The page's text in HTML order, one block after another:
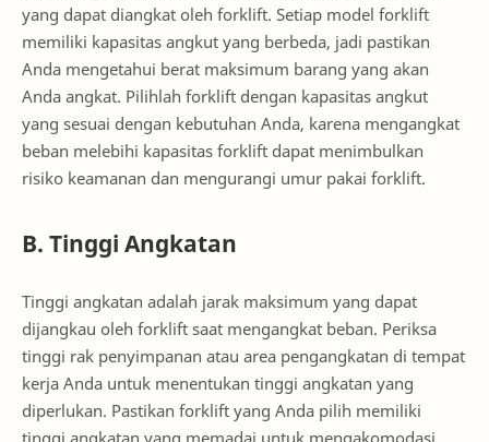
yang dapat diangkat oleh forklift. Setiap model forklift
memiliki kapasitas angkut yang berbeda, jadi pastikan
Anda mengetahui berat maksimum barang yang akan
Anda angkat. Pilihlah forklift dengan kapasitas angkut
yang sesuai dengan kebutuhan Anda, karena mengangkat
beban melebihi kapasitas forklift dapat menimbulkan
risiko keamanan dan mengurangi umur pakai forklift.
B. Tinggi Angkatan
Tinggi angkatan adalah jarak maksimum yang dapat
dijangkau oleh forklift saat mengangkat beban. Periksa
tinggi rak penyimpanan atau area pengangkatan di tempat
kerja Anda untuk menentukan tinggi angkatan yang
diperlukan. Pastikan forklift yang Anda pilih memiliki